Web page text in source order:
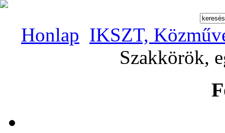
Honlap IKSZT,
Szakkörök,